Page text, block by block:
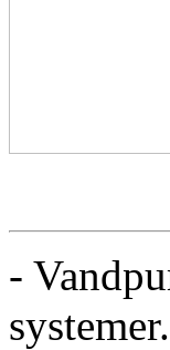
-